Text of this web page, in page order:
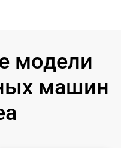
модели
машин